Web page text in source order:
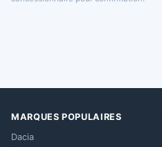
MARQUES POPULAIRES
Dacia